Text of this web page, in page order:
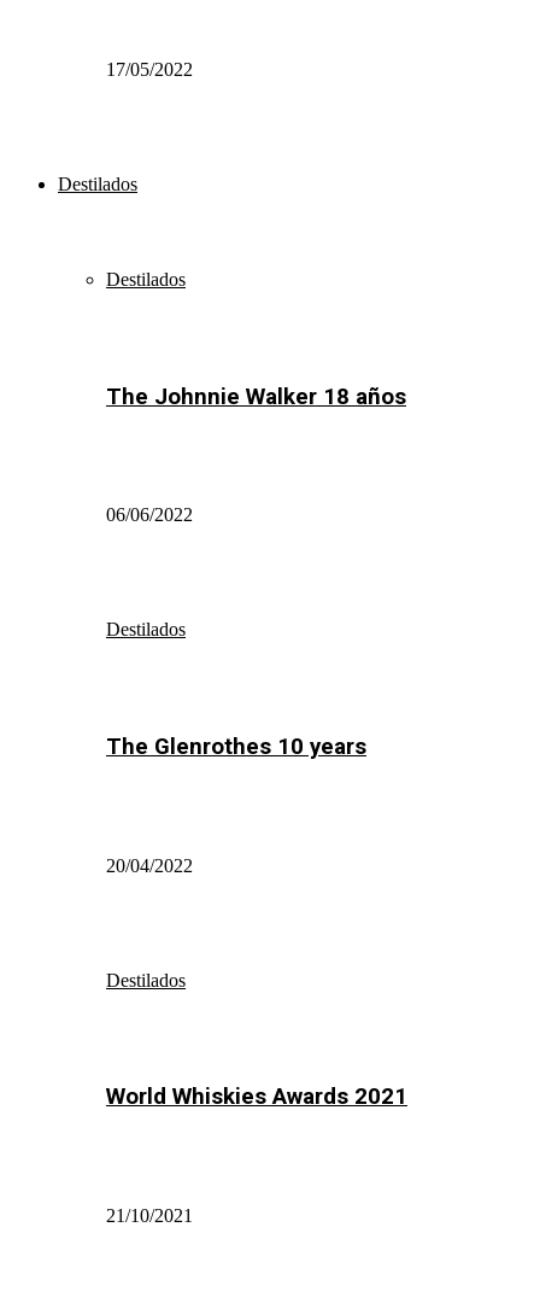
17/05/2022
Destilados
Destilados
The Johnnie Walker 18 años
06/06/2022
Destilados
The Glenrothes 10 years
20/04/2022
Destilados
World Whiskies Awards 2021
21/10/2021